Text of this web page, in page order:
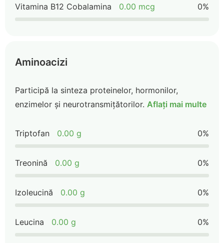
Vitamina B12 Cobalamina 0.00 mcg 0%
Aminoacizi
Participă la sinteza proteinelor, hormonilor,
enzimelor și neurotransmițătorilor. Aflați mai multe
Triptofan 0.00 g 0%
Treonină 0.00 g 0%
Izoleucină 0.00 g 0%
Leucina 0.00 g 0%